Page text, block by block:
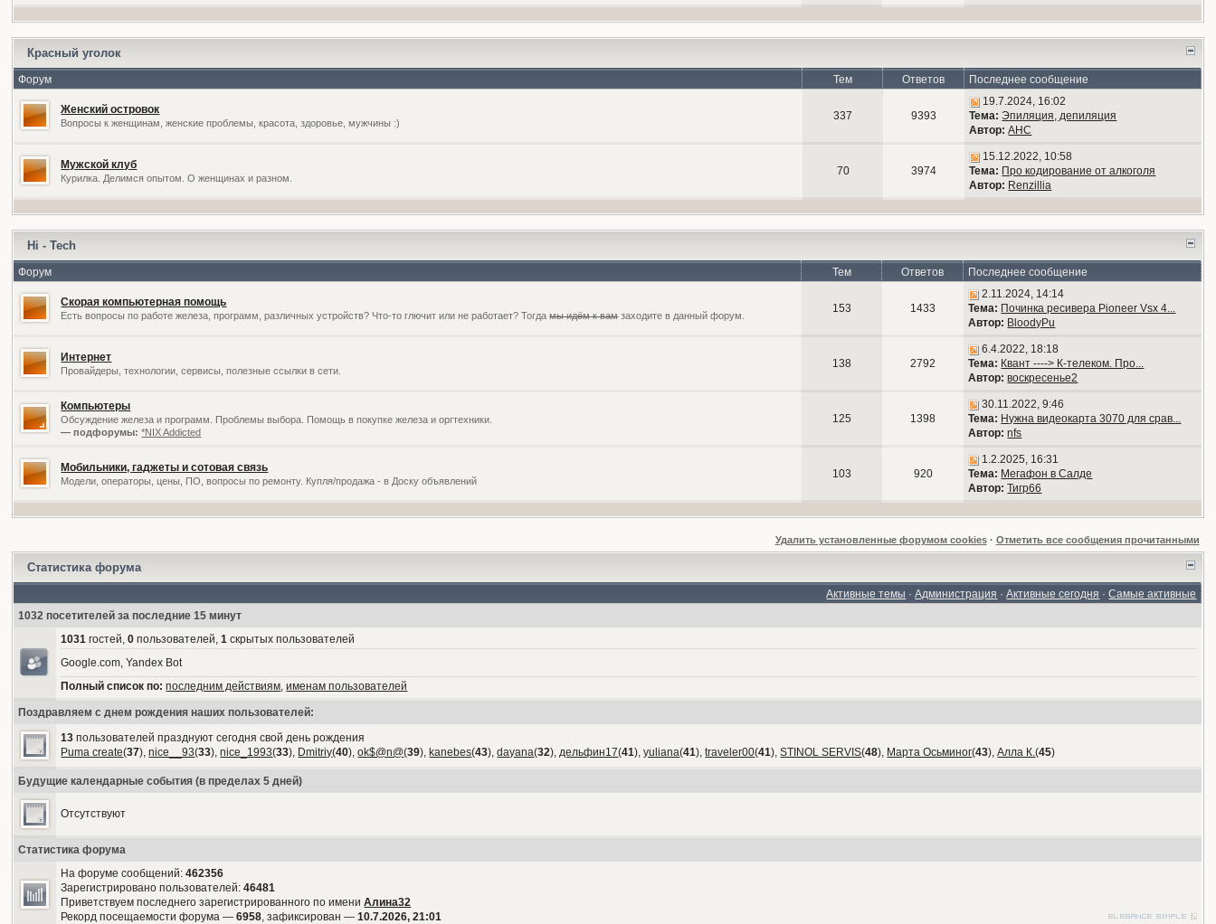
Красный уголок
Форум Тем Ответов Последнее сообщение
Женский островок
Вопросы к женщинам, женские проблемы, красота, здоровье, мужчины :)
337 9393
19.7.2024, 16:02
Тема: Эпиляция, депиляция
Автор: АНС
Мужской клуб
Курилка. Делимся опытом. О женщинах и разном.
70 3974
15.12.2022, 10:58
Тема: Про кодирование от алкоголя
Автор: Renzillia
Hi - Tech
Форум Тем Ответов Последнее сообщение
Скорая компьютерная помощь
Есть вопросы по работе железа, программ, различных устройств? Что-то глючит или не работает? Тогдамы идём к вамзаходите в данный форум.
153 1433
2.11.2024, 14:14
Тема: Починка ресивера Pioneer Vsx 4...
Автор: BloodyPu
Интернет
Провайдеры, технологии, сервисы, полезные ссылки в сети.
138 2792
6.4.2022, 18:18
Тема: Квант ----> К-телеком. Про...
Автор: воскресенье2
Компьютеры
Обсуждение железа и программ. Проблемы выбора. Помощь в покупке железа и оргтехники.
— подфорумы: *NIX Addicted
125 1398
30.11.2022, 9:46
Тема: Нужна видеокарта 3070 для срав...
Автор: nfs
Мобильники, гаджеты и сотовая связь
Модели, операторы, цены, ПО, вопросы по ремонту. Купля/продажа - в Доску объявлений
103 920
1.2.2025, 16:31
Тема: Мегафон в Салде
Автор: Тигр66
Удалить установленные форумом cookies· Отметить все сообщения прочитанными
Статистика форума
Активные темы ·Администрация ·Активные сегодня ·Самые активные
1032 посетителей за последние 15 минут
1031 гостей,0 пользователей,1 скрытых пользователей
Google.com, Yandex Bot
Полный список по: последним действиям,именам пользователей
Поздравляем с днем рождения наших пользователей:
13 пользователей празднуют сегодня свой день рождения
Puma create(37),nice__93(33),nice_1993(33), Dmitriy(40),ok$@n@(39), kanebes(43),dayana(32),дельфин17(41),yuliana(41),traveler00(41),STINOL SERVIS(48), Марта Осьминог(43),Алла К.(45)
Будущие календарные события (в пределах 5 дней)
Отсутствуют
Статистика форума
На форуме сообщений:462356
Зарегистрировано пользователей:46481
Приветствуем последнего зарегистрированного по имениАлина32
Рекорд посещаемости форума —6958, зафиксирован —10.7.2026, 21:01